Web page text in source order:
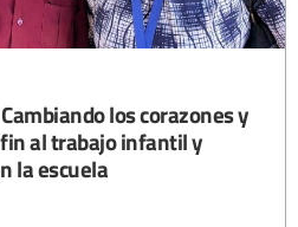
los corazones y
al trabajo infantil y
la escuela